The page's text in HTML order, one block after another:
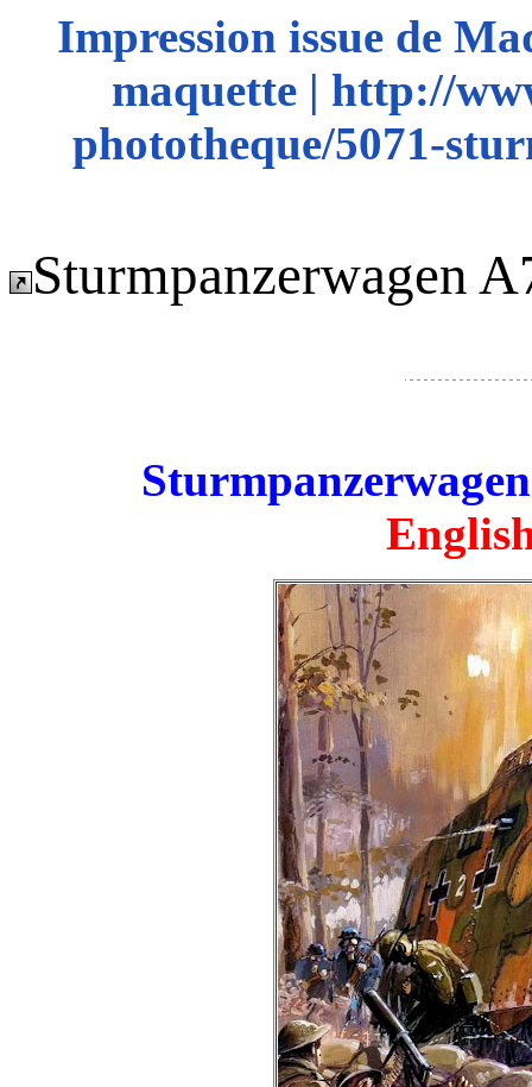
Impression issue de
maquette | http://
phototheque/5071-
Sturmpanzerwagen